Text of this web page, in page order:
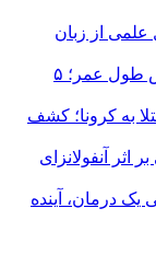
قهوه تلخ بنوشیم؟ ۶ دلیل علمی از زبان
مصرف بیش از حد پروتئین و خطر کاهش طول عمر؛ ۵
به کرونا؛ کشف
اثر آنفولانزای
یک درمان، آینده